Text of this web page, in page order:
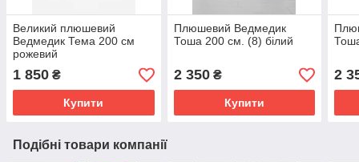
Великий плюшевий
Ведмедик Тема 200 см
рожевий
1 850 ₴
Купити
Плюшевий Ведмедик
Тоша 200 см. (8) білий
2 350₴
Купити
2
Подібні товари компанії